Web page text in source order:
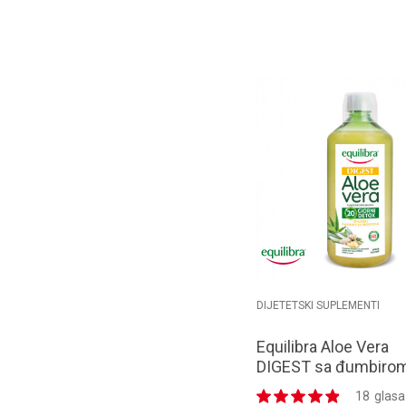
DIJETETSKI SUPLEMENTI
Equilibra Aloe Vera
DIGEST sa
1000ml
glasa
18